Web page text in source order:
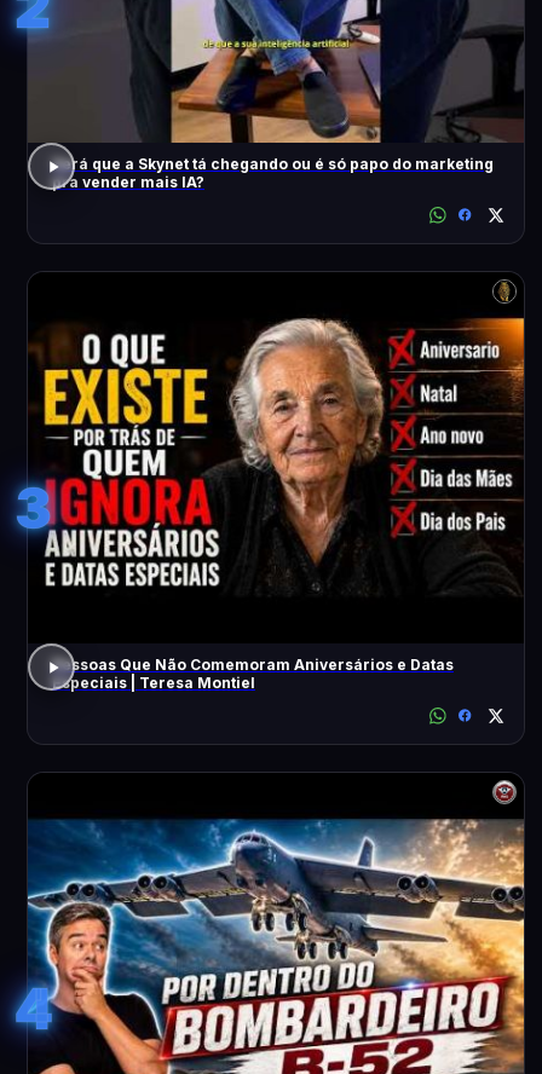
Será que a Skynet tá chegando ou é só papo do marketing
pra vender mais IA?
3
Pessoas Que Não Comemoram Aniversários e Datas
Especiais | Teresa Montiel
4